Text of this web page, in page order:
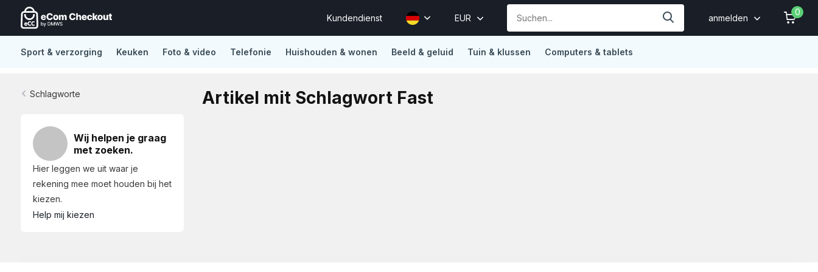
Kundendienst EUR anmelden
0
Sport & verzorging Keuken Foto & video Telefonie Huishouden & wonen Beeld & geluid Tuin & klussen Computers & tablets
De nieuwe standaard in Lightspeed eCom No distractions Vertrouwd door Mollie, Sendcloud, Traffic Today, Happy Online
Schlagworte
Wij helpen je graag
met zoeken.
Hier leggen we uit waar je
rekening mee moet houden bij het
kiezen.
Help mij kiezen
Artikel mit Schlagwort Fast